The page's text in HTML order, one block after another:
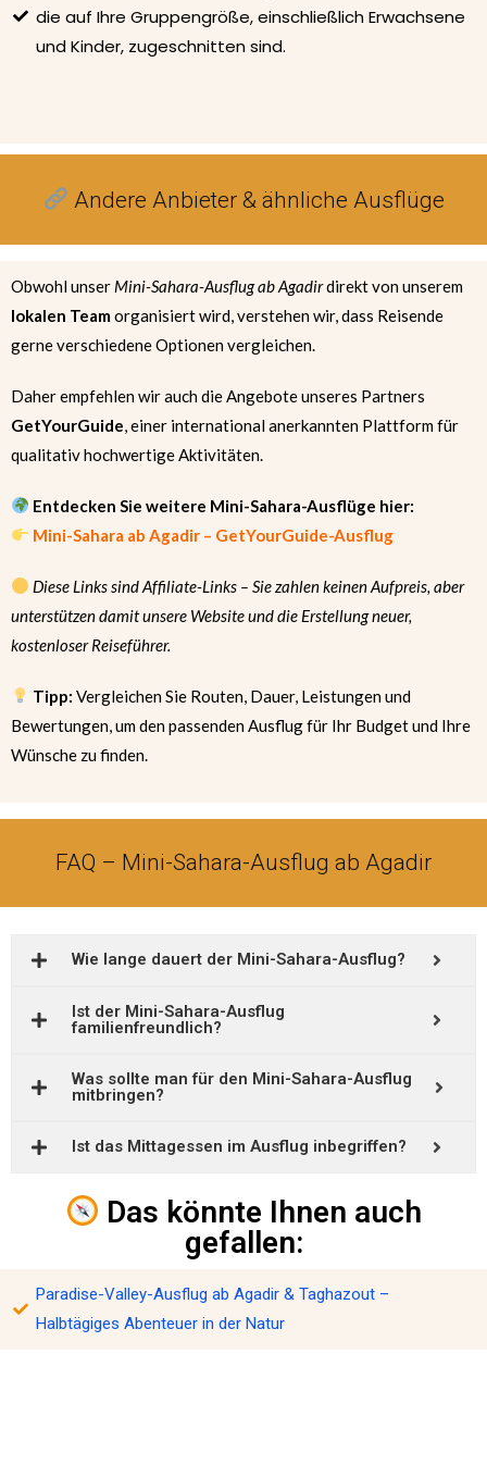
die auf Ihre Gruppengröße, einschließlich Erwachsene
und Kinder, zugeschnitten sind.
Andere Anbieter & ähnliche Ausflüge
Obwohl unser Mini-Sahara-Ausflug ab Agadirdirekt von unserem
lokalen Teamorganisiert wird, verstehen wir, dass Reisende
gerne verschiedene Optionen vergleichen.
Daher empfehlen wir auch die Angebote unseres Partners
GetYourGuide, einer international anerkannten Plattform für
qualitativ hochwertige Aktivitäten.
Entdecken Sie weitere Mini-Sahara-Ausflüge hier:
Mini-Sahara ab Agadir – GetYourGuide-Ausflug
Diese Links sind Affiliate-Links – Sie zahlen keinen Aufpreis, aber
unterstützen damit unsere Website und die Erstellung neuer,
kostenloser Reiseführer.
Tipp: Vergleichen Sie Routen, Dauer, Leistungen und
Bewertungen, um den passenden Ausflug für Ihr Budget und Ihre
Wünsche zu finden.
FAQ – Mini-Sahara-Ausflug ab Agadir
Wie lange dauert der Mini-Sahara-Ausflug?
Ist der Mini-Sahara-Ausflug
familienfreundlich?
Was sollte man für den Mini-Sahara-Ausflug
mitbringen?
Ist das Mittagessen im Ausflug inbegriffen?
Das könnte Ihnen auch
gefallen:
Paradise-Valley-Ausflug ab Agadir & Taghazout –
Halbtägiges Abenteuer in der Natur